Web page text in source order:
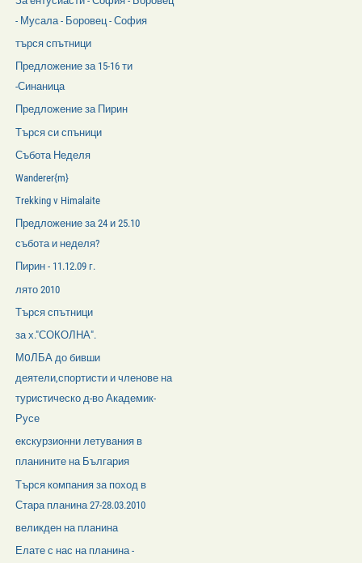
- Мусала - Боровец - София
търся спътници
Предложение за 15-16 ти
-Синаница
Предложение за Пирин
Търся си спъници
Събота Неделя
Wanderer{m}
Trekking v Himalaite
Предложение за 24 и 25.10
събота и неделя?
Пирин - 11.12.09 г.
лято 2010
Търся спътници
за х."СОКОЛНА".
МOЛБА до бивши
деятели,спортисти и членове на
туристическо д-во Академик-
Русе
екскурзионни летувания в
планините на България
Търся компания за поход в
Стара планина 27-28.03.2010
великден на планина
Елате с нас на планина -